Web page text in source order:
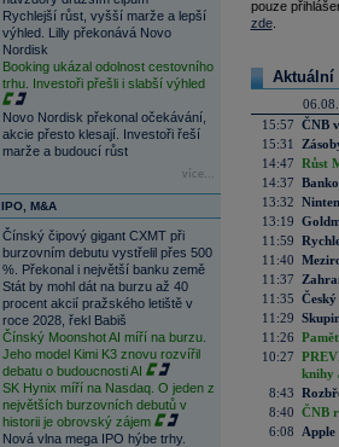
Rychlejší růst, vyšší marže a lepší
výhled. Lilly překonává Novo
Nordisk
Booking ukázal odolnost cestovního
trhu. Investoři přešli i slabší výhled
Novo Nordisk překonal očekávání,
akcie přesto klesají. Investoři řeší
marže a budoucí růst
více...
IPO, M&A
Čínský čipový gigant CXMT při
burzovním debutu vystřelil přes 500
%. Překonal i největší banku země
Stát by mohl dát na burzu až 40
procent akcií pražského letiště v
roce 2028, řekl Babiš
Čínský Moonshot AI míří na burzu.
Jeho model Kimi K3 znovu rozvířil
debatu o budoucnosti AI
SK Hynix míří na Nasdaq. O jeden z
největších burzovních debutů v
historii je obrovský zájem
Nová vlna mega IPO hýbe trhy.
pouze
zde.
Aktuální
15:57 ČNB
15:31
14:47 Růst
14:37
13:32
13:19
11:59
11:40
11:37
11:35
11:29
11:26
10:27
knihy
8:43
8:40 ČNB
6:08
Apple